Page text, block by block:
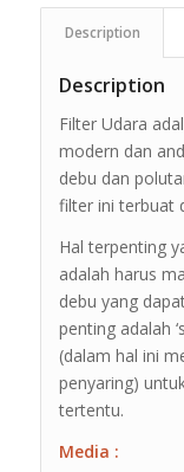
Description
Description
Filter Udara
modern dan
debu dan
filter ini terbuat
Hal terpenting
adalah harus
debu yang
penting adalah
(dalam hal ini
penyaring)
tertentu.
Media :